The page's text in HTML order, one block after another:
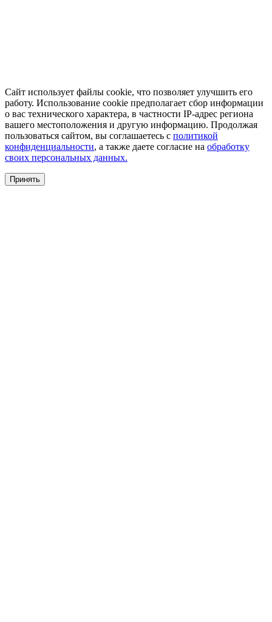
Сайт использует файлы cookie, что позволяет улучшить его
работу. Использование cookie предполагает сбор информации
о вас технического характера, в частности IP-адрес региона
вашего местоположения и другую информацию. Продолжая
пользоваться сайтом, вы соглашаетесь с политикой
конфиденциальности, а также даете согласие на обработку
своих персональных данных.
Принять